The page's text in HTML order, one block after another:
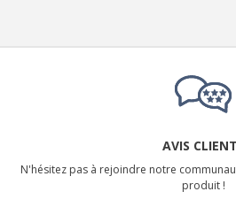
AVIS
N'hésitez pas à rejoindre notre
produit !